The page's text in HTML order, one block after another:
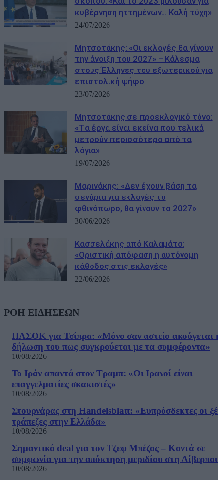
κυβέρνηση ηττημένων… Καλή τύχη»
24/07/2026
Μητσοτάκης: «Οι εκλογές θα γίνουν
την άνοιξη του 2027» – Κάλεσμα
στους Έλληνες του εξωτερικού για
επιστολική ψήφο
23/07/2026
Μητσοτάκης σε προεκλογικό τόνο:
«Tα έργα είναι εκείνα που τελικά
μετρούν περισσότερο από τα
λόγια»
19/07/2026
Μαρινάκης: «Δεν έχουν βάση τα
σενάρια για εκλογές το
φθινόπωρο, θα γίνουν το 2027»
30/06/2026
Κασσελάκης από Καλαμάτα:
«Οριστική απόφαση η αυτόνομη
κάθοδος στις εκλογές»
22/06/2026
ΡΟΗ ΕΙΔΗΣΕΩΝ
ΠΑΣΟΚ για Τσίπρα: «Μόνο σαν αστείο ακούγεται
δήλωση του πως συγκρούεται με τα συμφέροντα»
10/08/2026
Το Ιράν απαντά στον Τραμπ: «Οι Ιρανοί είναι
επαγγελματίες σκακιστές»
10/08/2026
Στουρνάρας στη Handelsblatt: «Ευπρόσδεκτες οι
τράπεζες στην Ελλάδα»
10/08/2026
Σημαντικό deal για τον Τζεφ Μπέζος – Κοντά σε
συμφωνία για την απόκτηση μεριδίου στη
10/08/2026